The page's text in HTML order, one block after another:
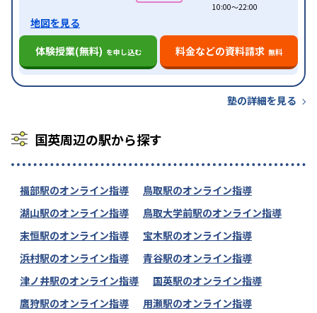
10:00〜22:00
地図を見る
体験授業(無料) を申し込む 料金などの資料請求 無料
塾の詳細を見る
国英周辺の駅から探す
福部駅のオンライン指導
鳥取駅のオンライン指導
湖山駅のオンライン指導
鳥取大学前駅のオンライン指導
末恒駅のオンライン指導
宝木駅のオンライン指導
浜村駅のオンライン指導
青谷駅のオンライン指導
津ノ井駅のオンライン指導
国英駅のオンライン指導
鷹狩駅のオンライン指導
用瀬駅のオンライン指導